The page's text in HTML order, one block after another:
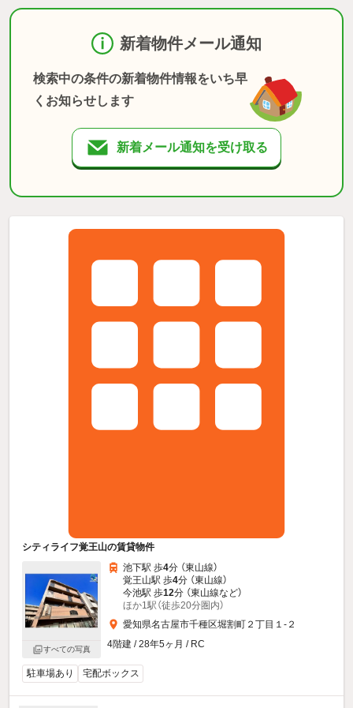
新着物件メール通知
検索中の条件の新着物件情報をいち早
くお知らせします
新着メール通知を受け取る
シティライフ覚王山の賃貸物件
すべての写真
池下駅 歩4分 （東山線）
覚王山駅 歩4分 （東山線）
今池駅 歩12分 （東山線など）
ほか1駅（徒歩20分圏内）
愛知県名古屋市千種区堀割町２丁目１-２
4階建 / 28年5ヶ月 / RC
駐車場あり 宅配ボックス